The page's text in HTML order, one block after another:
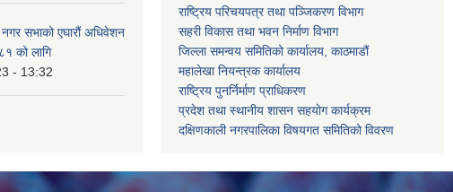
सभाको एघारौं अधिवेशन
को लागि
- 13:32
राष्ट्रिय परिचयपत्र तथा पञ्जिकरण विभाग
सहरी विकास तथा भवन निर्माण विभाग
जिल्ला समन्वय समितिको कार्यालय, काठमाडौं
महालेखा नियन्त्रक कार्यालय
राष्ट्रिय पुनर्निर्माण प्राधिकरण
प्रदेश तथा स्थानीय शासन सहयोग कार्यक्रम
दक्षिणकाली नगरपालिका विषयगत समितिको विवरण